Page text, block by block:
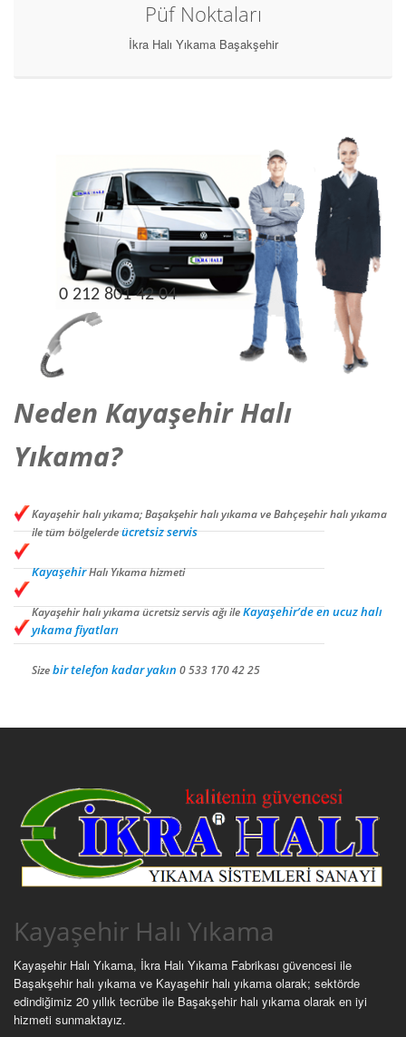
Püf Noktaları
İkra Halı Yıkama Başakşehir
0 212 801 42 04
Neden Kayaşehir Halı
Yıkama?
Kayaşehir halı yıkama; Başakşehir halı yıkama ve Bahçeşehir halı yıkama
ile tüm bölgelerdeücretsiz servis
KayaşehirHalı Yıkama hizmeti
Kayaşehir halı yıkama ücretsiz servis ağı ileKayaşehir’de en ucuz halı
yıkama fiyatları
Sizebir telefon kadar yakın 0 533 170 42 25
Kayaşehir Halı Yıkama
Kayaşehir Halı Yıkama, İkra Halı Yıkama Fabrikası güvencesi ile
Başakşehir halı yıkama ve Kayaşehir halı yıkama olarak; sektörde
edindiğimiz 20 yıllık tecrübe ile Başakşehir halı yıkama olarak en iyi
hizmeti sunmaktayız.